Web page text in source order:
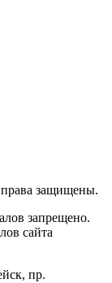
защищены.
запрещено.
сайта
пр.